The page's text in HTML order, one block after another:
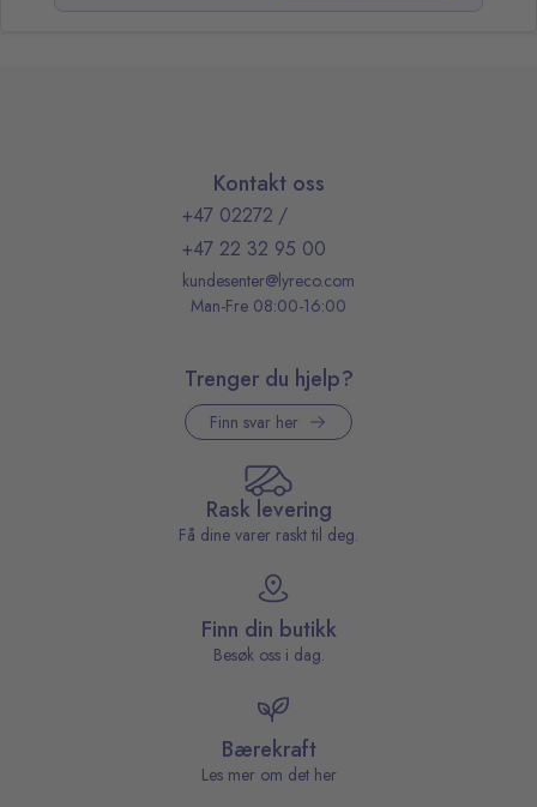
Kontakt oss
+47 02272 /
+47 22 32 95 00
kundesenter@lyreco.com
Man-Fre 08:00-16:00
Trenger du hjelp?
Finn svar her
Rask levering
Få dine varer raskt til deg.
Finn din butikk
Besøk oss i dag.
Bærekraft
Les mer om det her